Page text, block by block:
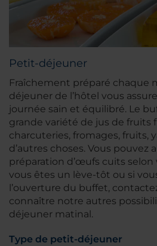
Petit-déjeuner
Fraîchement préparé chaque
déjeuner de l’hôtel vous
journée sain et équilibré. Le
grande variété de jus de fruits
charcuteries, fromages, fruits,
d’autres choses. Vous pouvez
préparation d’œufs cuits selon
vous êtes un lève-tôt ou si
l’ouverture du buffet,
connaître notre autres
déjeuner matinal.
Type de petit-déjeuner